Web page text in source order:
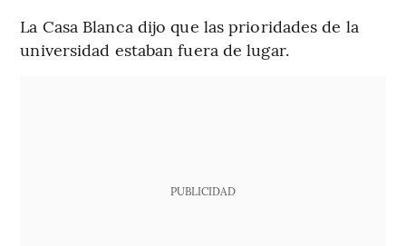
La Casa Blanca dijo que las prioridades de la
universidad estaban fuera de lugar.
PUBLICIDAD